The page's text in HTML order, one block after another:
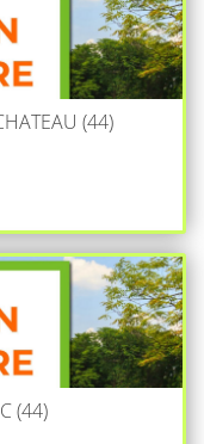
(44)
(44)